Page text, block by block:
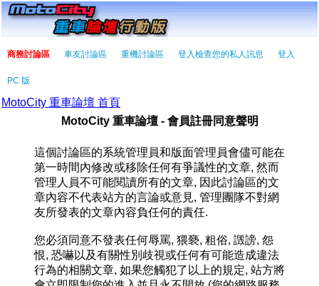
商務討論區 車友討論區 重機討論區 登入檢查您的私人訊息 登入
PC 版
MotoCity 重車論壇 首頁
MotoCity 重車論壇 - 會員註冊同意聲明
這個討論區的系統管理員和版面管理員會儘可能在
第一時間內修改或移除任何有爭議性的文章, 然而
管理人員不可能閱讀所有的文章, 因此討論區的文
章內容不代表站方的言論或意見, 管理團隊不對網
友所發表的文章內容負任何的責任.
您必須同意不發表任何辱罵, 猥褻, 粗俗, 譭謗, 怨
恨, 恐嚇以及有關性別歧視或任何有可能造成違法
行為的相關文章, 如果您觸犯了以上的規定, 站方將